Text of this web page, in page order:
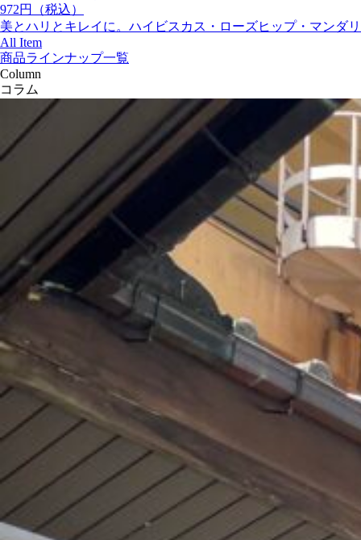
972円（税込）
美とハリとキレイに。ハイビスカス・ローズヒップ・マンダ
All Item
商品ラインナップ一覧
Column
コラム